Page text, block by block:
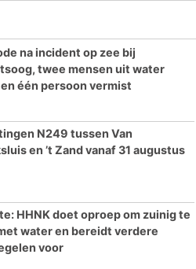
na incident op zee bij
twee mensen uit water
één persoon vermist
N249 tussen Van
en ’t Zand vanaf 31 augustus
HHNK doet oproep om zuinig te
water en bereidt verdere
voor